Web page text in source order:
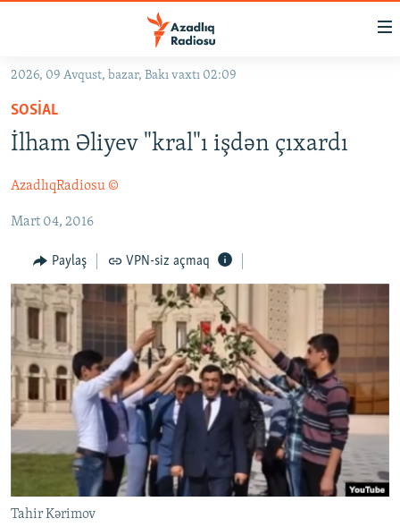
Əsas
qayıt
Əsas
qayıt
keç
GÜNDƏM
#İZAHLA
KORRUPSIOMETR
#ƏSLINDƏ
FƏRQƏ BAX
QANUNI DOĞRU
ARAŞDIRMA
MULTIMEDIA
VIDEO
FOTOQALEREYA
İNFOQRAFIKA
KARIKATURA
RADIO ARXIV
OXU ZALI
AZƏRBAYCAN ƏDƏBIYYATI KITABXANASI
İSLAM VƏ DEMOKRATIYA
İZ - MƏDƏNIYYƏT PROQRAMI
HAQQIMIZDA
MISSIYAMIZ
PEŞƏ ETIKASI VƏ JURNALISTIKA STANDARTLARIMIZ
MATERIALLARIMIZDAN ISTIFADƏ
AZADLIQRADIOSU MOBIL TELEFONUNUZDA
BIZI IZLƏ
RFE/RL-in bütün saytları
2026, 09 Avqust, bazar, Bakı vaxtı 02:09
SOSIAL
İlham Əliyev "kral"ı işdən çıxardı
AzadlıqRadiosu ©
Mart 04, 2016
Paylaş VPN-siz açmaq
Tahir Kərimov